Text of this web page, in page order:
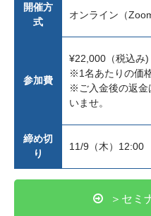
開催方
式
オンライン（
参加費
¥22,000（税込み)
※1名あたりの価
※ご入金後の返金
いませ。
締め切
り
11/9（木）12:00
＞セミ